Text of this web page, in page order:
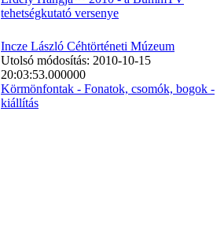
tehetségkutató versenye
Incze László Céhtörténeti Múzeum
Utolsó módosítás: 2010-10-15
20:03:53.000000
Körmönfontak - Fonatok, csomók, bogok -
kiállítás